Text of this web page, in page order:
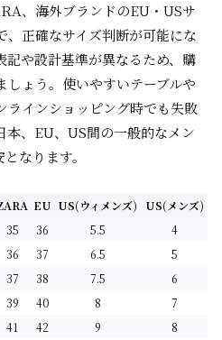
、海外ブランドのEU・USサ
、正確なサイズ判断が可能にな
記や設計基準が異なるため、購
しょう。使いやすいテーブルや
ラインショッピング時でも失敗
本、EU、US間の一般的なメン
なります。
EU US(ウィメンズ)
US(メンズ)
35 36 5.5
4
36 37 6.5
5
37 38 7.5
6
39 40 8
7
41 42 9 8